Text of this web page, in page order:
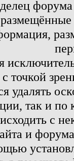
точкой
удалять
так и по
с
и